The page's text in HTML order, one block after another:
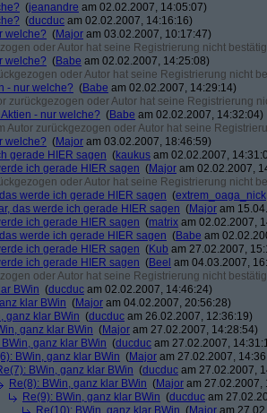
(jeanandre am 02.02.2007, 14:05:07)
(ducduc am 02.02.2007, 14:16:16)
welche? (Major am 03.02.2007, 10:17:47)
oder Autor hat seine Registrierung nicht
welche? (Babe am 02.02.2007, 14:25:08)
oder Autor hat seine Registrierung nicht
- nur welche? (Babe am 02.02.2007, 14:29:14)
zurückgezogen oder Autor hat seine Registrierung
Aktien - nur welche? (Babe am 02.02.2007, 14:32:04)
Autor zurückgezogen oder Autor hat seine
welche? (Major am 03.02.2007, 18:46:59)
gerade HIER sagen (kaukus am 02.02.2007,
ich gerade HIER sagen (Major am 02.02.2007,
oder Autor hat seine Registrierung nicht
werde ich gerade HIER sagen (extrem_oaga_nick
das werde ich gerade HIER sagen (Major am
ich gerade HIER sagen (matrix am 02.02.2007,
werde ich gerade HIER sagen (Babe am
ich gerade HIER sagen (Kub am 27.02.2007,
ich gerade HIER sagen (Beel am 04.03.2007,
oder Autor hat seine Registrierung nicht
BWin (ducduc am 02.02.2007, 14:46:24)
klar BWin (Major am 04.02.2007, 20:56:28)
ganz klar BWin (ducduc am 26.02.2007, 12:36:19)
ganz klar BWin (Major am 27.02.2007, 14:28:54)
BWin, ganz klar BWin (ducduc am 27.02.2007,
BWin, ganz klar BWin (Major am 27.02.2007,
BWin, ganz klar BWin (ducduc am 27.02.2007,
Re(8): BWin, ganz klar BWin (Major am 27.02.2007,
Re(9): BWin, ganz klar BWin (ducduc am
Re(10): BWin, ganz klar BWin (Major am